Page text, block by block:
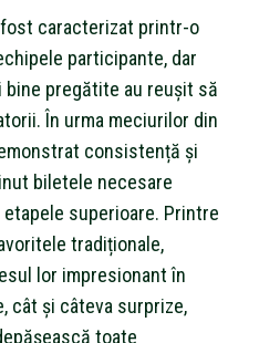
fost caracterizat printr-o
participante, dar
pregătite au reușit să
În urma meciurilor din
consistență și
biletele necesare
superioare. Printre
tradiționale,
lor impresionant în
cât și câteva surprize,
toate